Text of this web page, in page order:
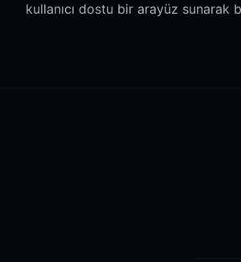
kullanıcı dostu bir arayüz sunarak